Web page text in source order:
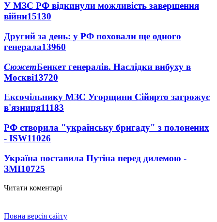
У МЗС РФ відкинули можливість завершення
війни15130
Другий за день: у РФ поховали ще одного
генерала13960
СюжетБенкет генералів. Наслідки вибуху в
Москві13720
Ексочільнику МЗС Угорщини Сійярто загрожує
в'язниця11183
РФ створила "українську бригаду" з полонених
- ISW11026
Україна поставила Путіна перед дилемою -
ЗМІ10725
Читати коментарі
Повна версія сайту